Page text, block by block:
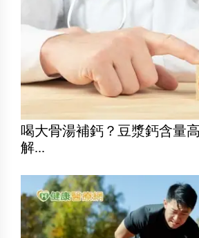
喝大骨湯補鈣？豆漿鈣含量
解...